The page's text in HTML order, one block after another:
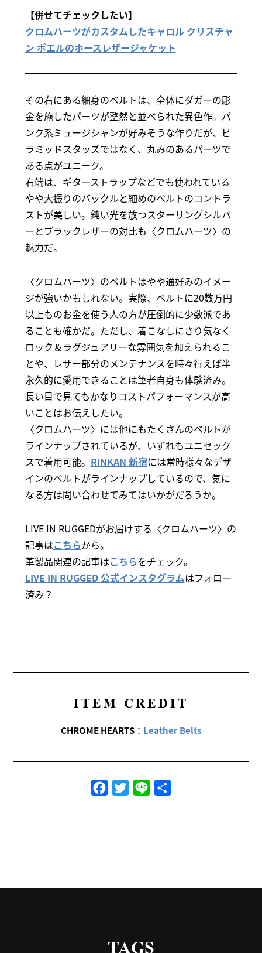
【併せてチェックしたい】
クロムハーツがカスタムしたキャロル クリスチャ
ン ポエルのホースレザージャケット
その右にある細身のベルトは、全体にダガーの彫
金を施したパーツが整然と並べられた異色作。パ
ンク系ミュージシャンが好みそうな作りだが、ピ
ラミッドスタッズではなく、丸みのあるパーツで
ある点がユニーク。
右端は、ギターストラップなどでも使われている
やや大振りのバックルと細めのベルトのコントラ
ストが美しい。鈍い光を放つスターリングシルバ
ーとブラックレザーの対比も〈クロムハーツ〉の
魅力だ。
〈クロムハーツ〉のベルトはやや通好みのイメー
ジが強いかもしれない。実際、ベルトに20数万円
以上ものお金を使う人の方が圧倒的に少数派であ
ることも確かだ。ただし、着こなしにさり気なく
ロック＆ラグジュアリーな雰囲気を加えられるこ
とや、レザー部分のメンテナンスを時々行えば半
永久的に愛用できることは筆者自身も体験済み。
長い目で見てもかなりコストパフォーマンスが高
いことはお伝えしたい。
〈クロムハーツ〉には他にもたくさんのベルトが
ラインナップされているが、いずれもユニセック
スで着用可能。 RINKAN 新宿には常時様々なデザ
インのベルトがラインナップしているので、気に
なる方は問い合わせてみてはいかがだろうか。
LIVE IN RUGGEDがお届けする〈クロムハーツ〉の
記事はこちらから。
革製品関連の記事はこちらをチェック。
LIVE IN RUGGED 公式インスタグラムはフォロー
済み？
ITEM CREDIT
CHROME HEARTS： Leather Belts
FacebookTwitterLine
TAGS